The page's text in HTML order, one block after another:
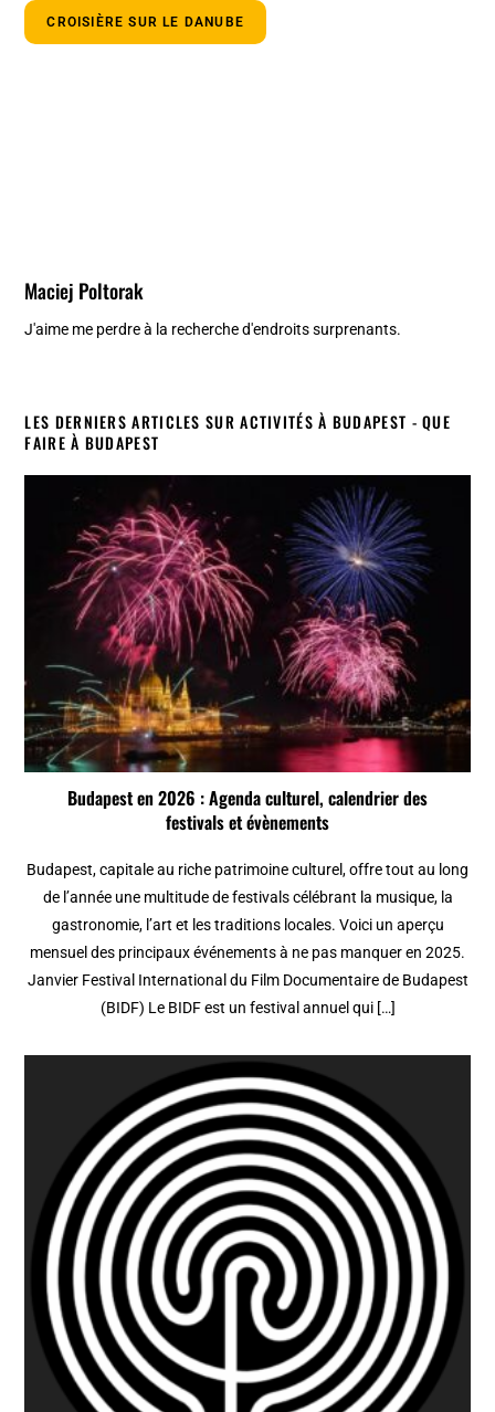
CROISIÈRE SUR LE DANUBE
Maciej Poltorak
J'aime me perdre à la recherche d'endroits surprenants.
LES DERNIERS ARTICLES SUR ACTIVITÉS À BUDAPEST - QUE
FAIRE À BUDAPEST
Budapest en 2026 : Agenda culturel, calendrier des
festivals et évènements
Budapest, capitale au riche patrimoine culturel, offre tout au long
de l’année une multitude de festivals célébrant la musique, la
gastronomie, l’art et les traditions locales. Voici un aperçu
mensuel des principaux événements à ne pas manquer en 2025.
Janvier Festival International du Film Documentaire de Budapest
(BIDF) Le BIDF est un festival annuel qui […]